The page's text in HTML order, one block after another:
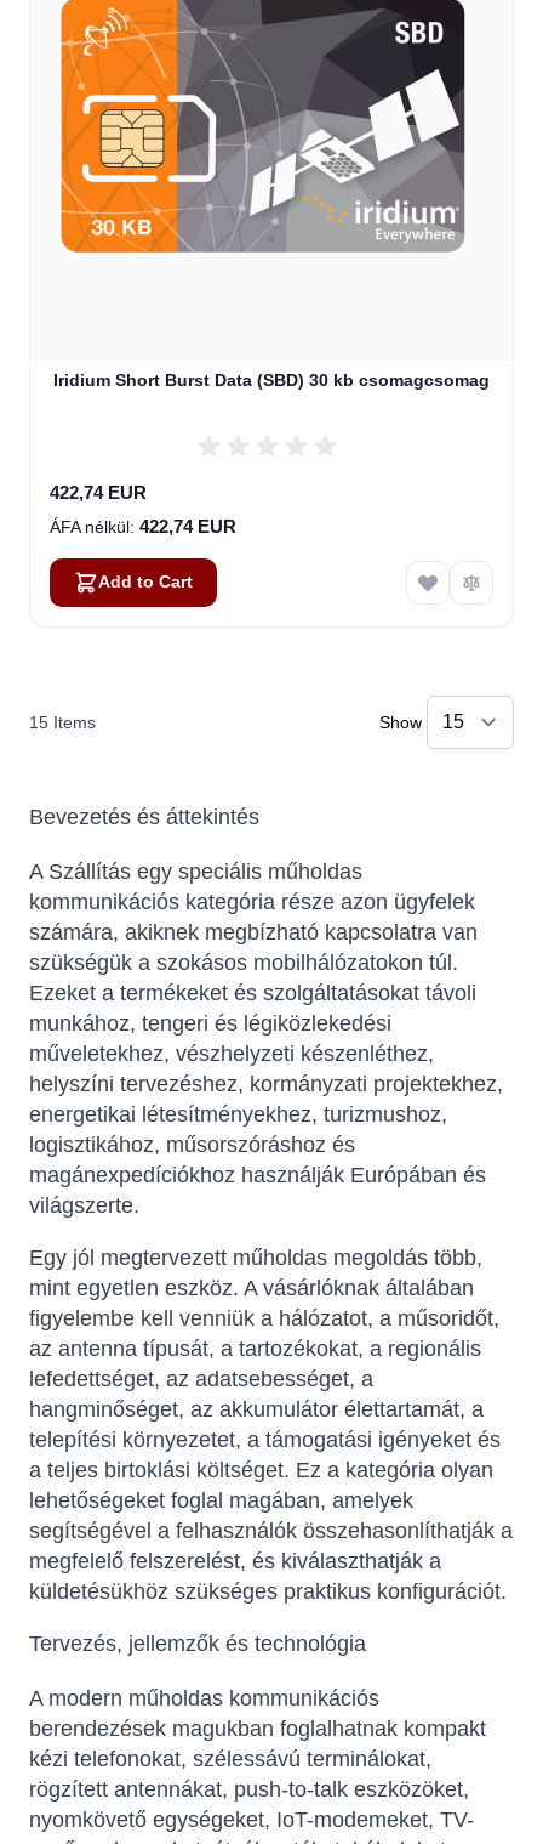
Iridium Short Burst Data (SBD) 30 kb csomagcsomag
422,74 EUR
422,74 EUR
Add to Cart
15 Items Show
Bevezetés és áttekintés
A Szállítás egy speciális műholdas
kommunikációs kategória része azon ügyfelek
számára, akiknek megbízható kapcsolatra van
szükségük a szokásos mobilhálózatokon túl.
Ezeket a termékeket és szolgáltatásokat távoli
munkához, tengeri és légiközlekedési
műveletekhez, vészhelyzeti készenléthez,
helyszíni tervezéshez, kormányzati projektekhez,
energetikai létesítményekhez, turizmushoz,
logisztikához, műsorszóráshoz és
magánexpedíciókhoz használják Európában és
világszerte.
Egy jól megtervezett műholdas megoldás több,
mint egyetlen eszköz. A vásárlóknak általában
figyelembe kell venniük a hálózatot, a műsoridőt,
az antenna típusát, a tartozékokat, a regionális
lefedettséget, az adatsebességet, a
hangminőséget, az akkumulátor élettartamát, a
telepítési környezetet, a támogatási igényeket és
a teljes birtoklási költséget. Ez a kategória olyan
lehetőségeket foglal magában, amelyek
segítségével a felhasználók összehasonlíthatják a
megfelelő felszerelést, és kiválaszthatják a
küldetésükhöz szükséges praktikus konfigurációt.
Tervezés, jellemzők és technológia
A modern műholdas kommunikációs
berendezések magukban foglalhatnak kompakt
kézi telefonokat, szélessávú terminálokat,
rögzített antennákat, push-to-talk eszközöket,
nyomkövető egységeket, IoT-modemeket, TV-